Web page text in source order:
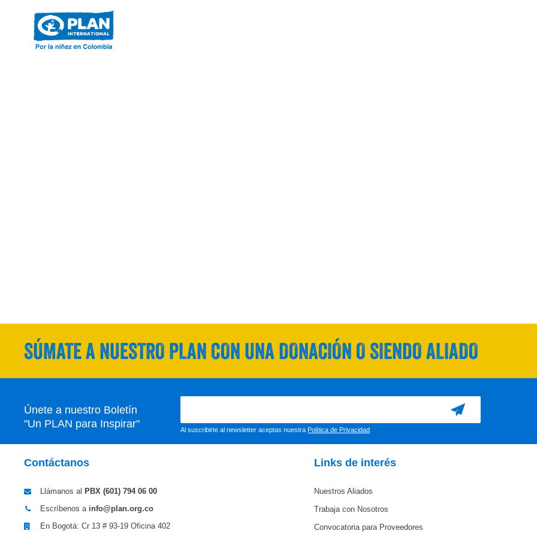
SÚMATE A NUESTRO PLAN CON UNA DONACIÓN O SIENDO ALIADO
Únete a nuestro Boletín
"Un PLAN para Inspirar"
Al suscribirte al newsletter aceptas nuestra Política de Privacidad
Contáctanos
Llámanos al PBX (601) 794 06 00
Escríbenos a info@plan.org.co
En Bogotá: Cr 13 # 93-19 Oficina 402
Links de interés
Nuestros Aliados
Trabaja con Nosotros
Convocatoria para Proveedores